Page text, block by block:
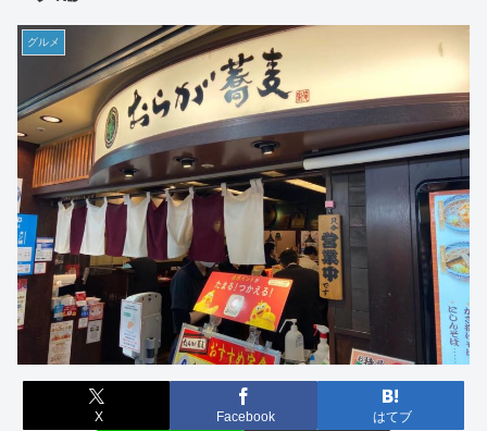
グルメ
X Facebook はてブ